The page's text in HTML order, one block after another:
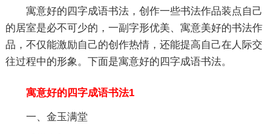
寓意好的四字成语书法，创作一些书法作品装点自己
的居室是必不可少的，一副字形优美、寓意美好的书法作
品，不仅能激励自己的创作热情，还能提高自己在人际交
往过程中的形象。下面是寓意好的四字成语书法。
寓意好的四字成语书法1
一、金玉满堂